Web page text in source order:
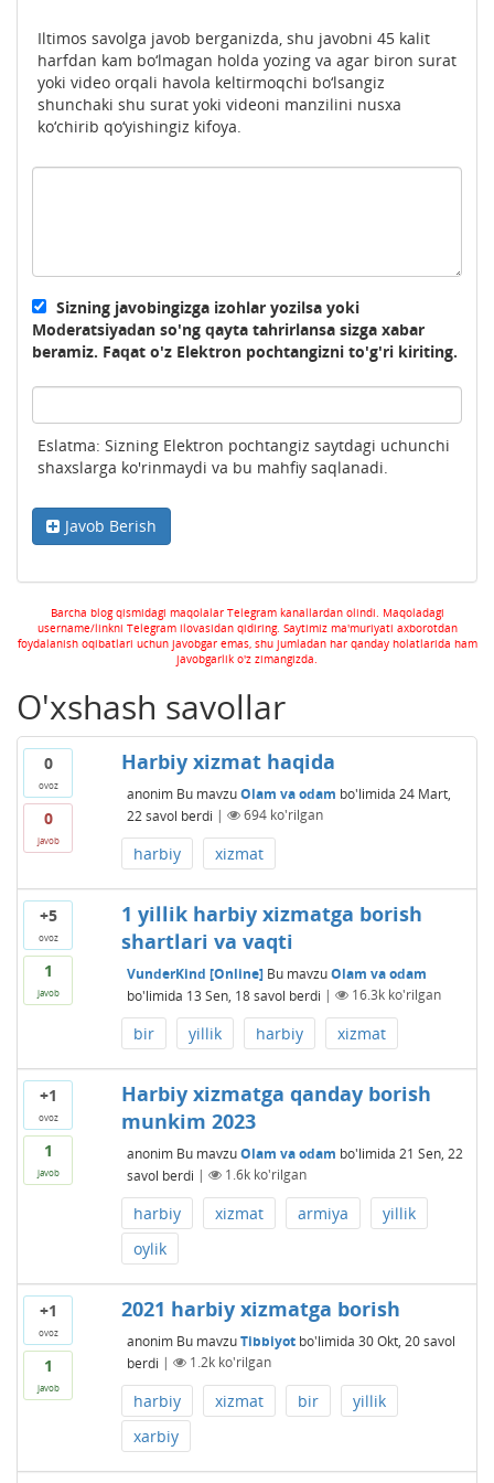
Iltimos savolga javob berganizda, shu javobni 45 kalit
harfdan kam bo‘lmagan holda yozing va agar biron surat
yoki video orqali havola keltirmoqchi bo‘lsangiz
shunchaki shu surat yoki videoni manzilini nusxa
ko‘chirib qo‘yishingiz kifoya.
Sizning javobingizga izohlar yozilsa yoki
Moderatsiyadan so'ng qayta tahrirlansa sizga xabar
beramiz. Faqat o'z Elektron pochtangizni to'g'ri kiriting.
Eslatma: Sizning Elektron pochtangiz saytdagi uchunchi
shaxslarga ko'rinmaydi va bu mahfiy saqlanadi.
Javob Berish
Barcha blog qismidagi maqolalar Telegram kanallardan olindi. Maqoladagi
username/linkni Telegram ilovasidan qidiring. Saytimiz ma'muriyati axborotdan
foydalanish oqibatlari uchun javobgar emas, shu jumladan har qanday holatlarida ham
javobgarlik o'z zimangizda.
O'xshash savollar
0
ovoz
0
javob
Harbiy xizmat haqida
anonim Bu mavzuOlam va odam bo'limida 24 Mart,
22 savol berdi | 694ko'rilgan
harbiy xizmat
+5
ovoz
1
javob
1 yillik harbiy xizmatga borish
shartlari va vaqti
VunderKind [Online] Bu mavzuOlam va odam
bo'limida 13 Sen, 18 savol berdi | 16.3kko'rilgan
bir yillik harbiy xizmat
+1
ovoz
1
javob
Harbiy xizmatga qanday borish
munkim 2023
anonim Bu mavzuOlam va odam bo'limida 21 Sen, 22
savol berdi | 1.6kko'rilgan
harbiy xizmat armiya
yillik
oylik
+1
ovoz
1
javob
2021 harbiy xizmatga borish
anonim Bu mavzuTibbiyotbo'limida 30 Okt, 20 savol
berdi | 1.2kko'rilgan
harbiy xizmat bir
yillik
xarbiy